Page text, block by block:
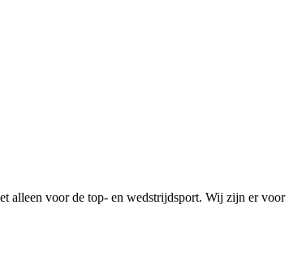
alleen voor de top- en wedstrijdsport. Wij zijn er voor